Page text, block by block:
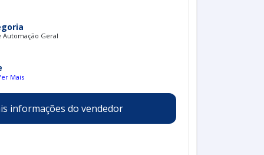
Automação Geral
Mais
informações do vendedor